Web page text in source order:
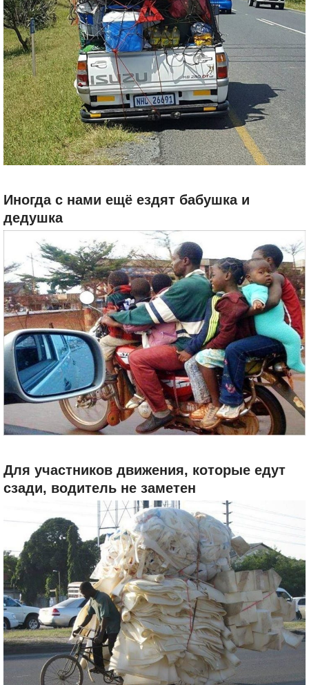
Иногда с нами ещё ездят бабушка и
дедушка
Для участников движения, которые едут
сзади, водитель не заметен